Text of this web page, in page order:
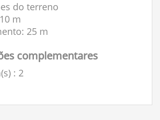
do terreno
m
25 m
complementares
: 2